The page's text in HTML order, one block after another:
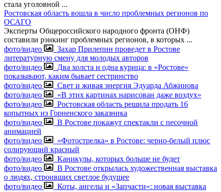
стала уголовной ...
Ростовская область вошла в число проблемных регионов по
ОСАГО
Эксперты Общероссийского народного фронта (ОНФ)
составили рэнкинг проблемных регионов, в которых ...
фото/видео
Захар Прилепин проведет в Ростове
литературную смену для молодых авторов
фото/видео
Два холста и одна курица: в «Ростове»
показывают, каким бывает сестринство
фото/видео
Свет и живая энергия Эдуарда Абжинова
фото/видео
«В этих картинах нарисован даже воздух»
фото/видео
Ростовская область решила продать 16
копытных из Горненского заказника
фото/видео
В Ростове покажут спектакли с песочной
анимацией
фото/видео
«Фотострелка» в Ростове: черно-белый плюс
солирующий красный
фото/видео
Каникулы, которых больше не будет
фото/видео
В Ростове открылась художественная выставка
о людях, строивших светлое будущее
фото/видео
Коты, ангелы и «Запчасти»: новая выставка